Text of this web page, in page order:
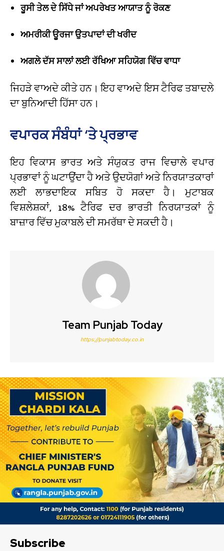
ਰੂਸੀ ਤੇਲ ਦੇ ਸਿੱਧੇ ਜਾਂ ਅਪਰੇਖਤ ਆਯਾਤ ਨੂੰ ਰੋਕਣ
ਅਮਰੀਕੀ ਊਰਜਾ ਉਤਪਾਦਾਂ ਦੀ ਖਰੀਦ
ਅਗਲੇ ਦੱਸ ਸਾਲਾਂ ਲਈ ਰੱਖਿਆ ਸਹਿਯੋਗ ਵਿੱਚ ਵਾਧਾ
ਜਿਹੜੇ ਵਾਅਦੇ ਕੀਤੇ ਹਨ। ਇਹ ਵਾਅਦੇ ਇਸ ਟੈਰਿਫ ਤਬਾਦਲੇ
ਦਾ ਬੁਨਿਆਦੀ ਹਿੱਸਾ ਹਨ।
ਵਪਾਰਕ ਸੰਬੰਧਾਂ ‘ਤੇ ਪ੍ਰਭਾਵ
ਇਹ ਵਿਕਾਸ ਭਾਰਤ ਅਤੇ ਸੰਯੁਕਤ ਰਾਜ ਵਿਚਾਲੇ ਵਪਾਰ
ਪ੍ਰਭਾਵਾਂ ਨੂੰ ਘਟਾਉਂਦਾ ਹੈ ਅਤੇ ਉਦਯੋਗਾਂ ਅਤੇ ਨਿਰਯਾਤਕਾਰਾਂ
ਲਈ ਲਾਭਦਾਇਕ ਸਬਿਤ ਹੋ ਸਕਦਾ ਹੈ। ਮੁਟਾਬਕ
ਵਿਸ਼ਲੇਸ਼ਕਾਂ, 18% ਟੈਰਿਫ ਦਰ ਭਾਰਤੀ ਨਿਰਯਾਤਕਾਂ ਨੂੰ
ਬਾਜ਼ਾਰ ਵਿੱਚ ਮੁਕਾਬਲੇ ਦੀ ਸਮਰੱਥਾ ਦੇ ਸਕਦੀ ਹੈ।
Team Punjab Today
https://punjabtoday.co.in
Subscribe